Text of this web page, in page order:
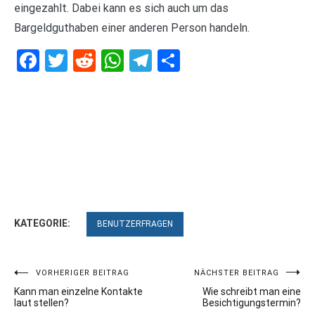
eingezahlt. Dabei kann es sich auch um das
Bargeldguthaben einer anderen Person handeln.
Facebook
Twitter
RedditWhatsApp
Telegram
KATEGORIE: BENUTZERFRAGEN
Beitragsnavigation
VORHERIGER BEITRAG
Kann man einzelne Kontakte
laut stellen?
NÄCHSTER BEITRAG
Wie schreibt man eine
Besichtigungstermin?